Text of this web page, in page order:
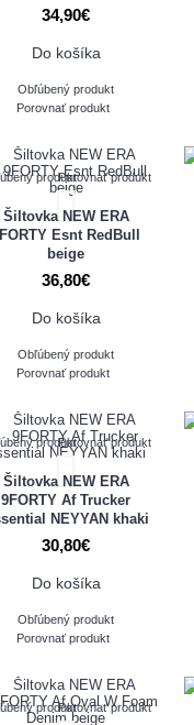
34,90€
Do košíka
Obľúbený produkt
Porovnať produkt
produktPorovnať produkt
Šiltovka NEW ERA
Esnt RedBull
beige
36,80€
Do košíka
Obľúbený produkt
Porovnať produkt
produktPorovnať produkt
Šiltovka NEW ERA
9FORTY Af Trucker
NEYYAN khaki
30,80€
Do košíka
Obľúbený produkt
Porovnať produkt
produktPorovnať produkt